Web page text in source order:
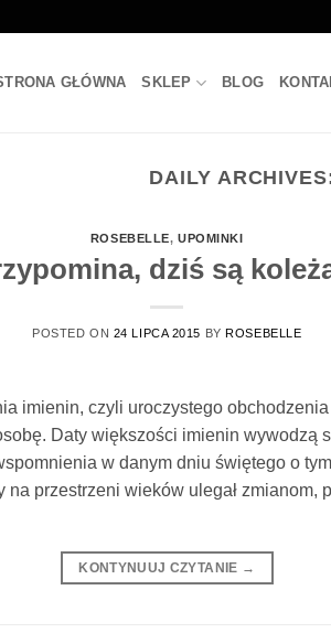
GŁÓWNA SKLEP BLOG
DAILY
ROSEBELLE,UPOMINKI
dziś są
POSTED ON 24 LIPCA 2015 BYROSEBELLE
imienin, czyli uroczystego
Daty większości imienin wywodzą
w danym dniu świętego o
przestrzeni wieków ulegał zmianom,
KONTYNUUJ CZYTANIE →